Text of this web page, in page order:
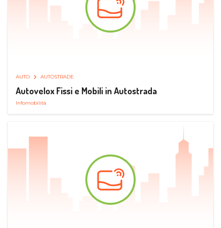
AUTO AUTOSTRADE
Autovelox Fissi e Mobili in Autostrada
Infomobilità